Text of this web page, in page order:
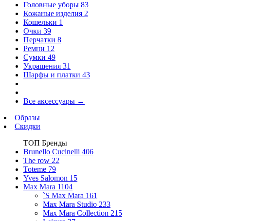
Головные уборы 83
Кожаные изделия 2
Кошельки 1
Очки 39
Перчатки 8
Ремни 12
Сумки 49
Украшения 31
Шарфы и платки 43
Все аксессуары →
Образы
Скидки
ТОП Бренды
Brunello Cucinelli 406
The row 22
Toteme 79
Yves Salomon 15
Max Mara 1104
`S Max Mara 161
Max Mara Studio 233
Max Mara Collection 215